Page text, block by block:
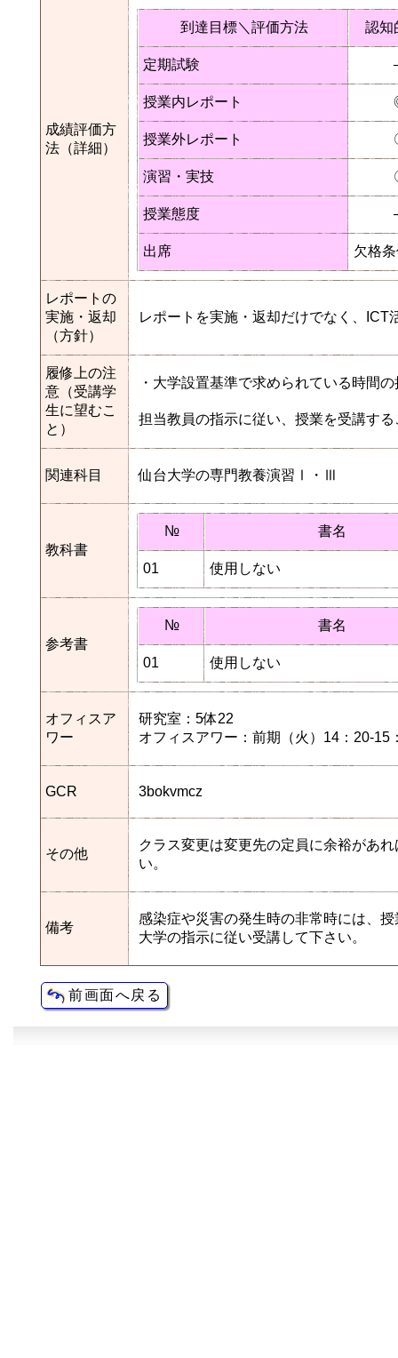
成績評価方
法（詳細）
到達目標＼評価方法 認知
定期試験
授業内レポート
授業外レポート
演習・実技
授業態度
出席 欠格
レポートの
実施・返却
（方針）
レポートを実施・返却だけでなく、
履修上の注
意（受講学
生に望むこ
と）
・大学設置基準で求められている時間
担当教員の指示に従い、授業を受講する
関連科目 仙台大学の専門教養演習Ⅰ・Ⅲ
教科書
№ 書名
01 使用しない
参考書
№ 書名
01 使用しない
オフィスア
ワー
研究室：5体22
オフィスアワー：前期（火）14：20-
GCR 3bokvmcz
その他
クラス変更は変更先の定員に余裕があ
い。
備考
感染症や災害の発生時の非常時には、
大学の指示に従い受講して下さい。